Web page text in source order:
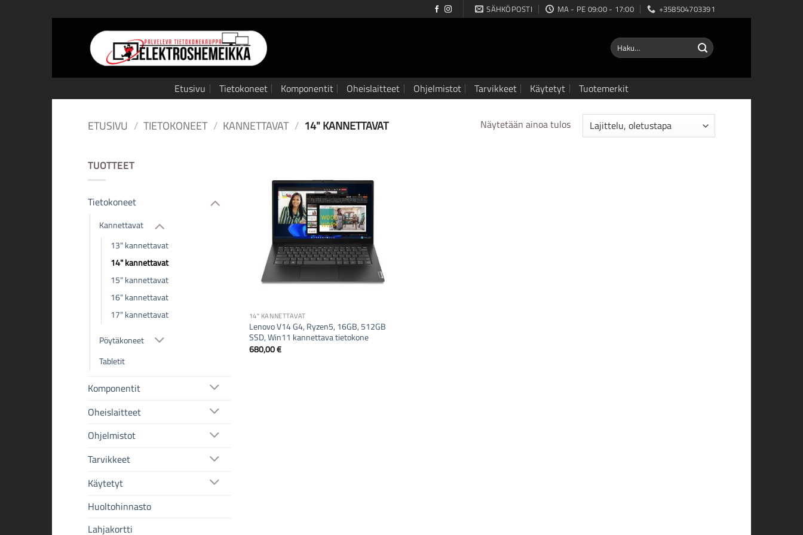
to
SÄHKÖPOSTI MA - PE 09:00 - 17:00 +358504703391
Etsi:
Etusivu Tietokoneet Komponentit Oheislaitteet Ohjelmistot Tarvikkeet Käytetyt Tuotemerkit
ETUSIVU / TIETOKONEET / KANNETTAVAT / 14" KANNETTAVAT Näytetään ainoa tulos
TUOTTEET
Tietokoneet
Kannettavat
13" kannettavat
14" kannettavat
15" kannettavat
16" kannettavat
17" kannettavat
Pöytäkoneet
Tabletit
Komponentit
Oheislaitteet
Ohjelmistot
Tarvikkeet
Käytetyt
Huoltohinnasto
Lahjakortti
14" KANNETTAVAT
Lenovo V14 G4, Ryzen5, 16GB, 512GB
SSD, Win11 kannettava tietokone
680,00€